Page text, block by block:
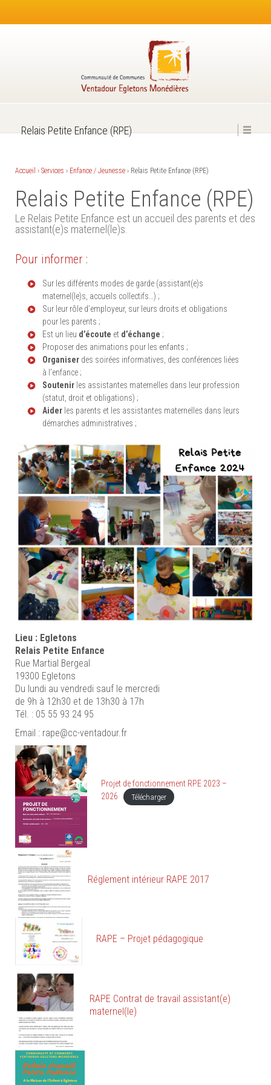
Relais Petite Enfance (RPE)
Accueil › Services › Enfance / Jeunesse › Relais Petite Enfance (RPE)
Relais Petite Enfance (RPE)
Le Relais Petite Enfance est un accueil des parents et des
assistant(e)s maternel(le)s.
Pour informer :
Sur les différents modes de garde (assistant(e)s
maternel(le)s, accueils collectifs…) ;
Sur leur rôle d’employeur, sur leurs droits et obligations
pour les parents ;
Est un lieu d’écoute et d’échange ;
Proposer des animations pour les enfants ;
Organiser des soirées informatives, des conférences liées
à l’enfance ;
Soutenir les assistantes maternelles dans leur profession
(statut, droit et obligations) ;
Aider les parents et les assistantes maternelles dans leurs
démarches administratives ;
Lieu : Egletons
Relais Petite Enfance
Rue Martial Bergeal
19300 Egletons
Du lundi au vendredi sauf le mercredi
de 9h à 12h30 et de 13h30 à 17h
Tél. : 05 55 93 24 95
Email : rape@cc-ventadour.fr
Projet de fonctionnement RPE 2023 –
2026
Télécharger
Réglement intérieur RAPE 2017
RAPE – Projet pédagogique
RAPE Contrat de travail assistant(e)
maternel(le)